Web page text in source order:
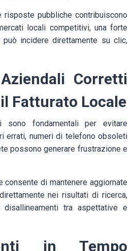
risposte pubbliche contribuiscono
locali competitivi, una forte
incidere direttamente su clic,
Corretti
Fatturato Locale
sono fondamentali per evitare
errati, numeri di telefono obsoleti
possono generare frustrazione e
consente di mantenere aggiornate
nei risultati di ricerca,
tra aspettative e
in Tempo